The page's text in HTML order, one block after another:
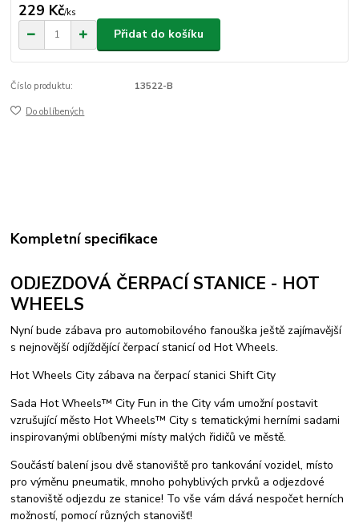
229 Kč/ks
Přidat do košíku
Číslo produktu: 13522-B
Do oblíbených
Kompletní specifikace
ODJEZDOVÁ ČERPACÍ STANICE - HOT
WHEELS
Nyní bude zábava pro automobilového fanouška ještě zajímavější
s nejnovější odjíždějící čerpací stanicí od Hot Wheels.
Hot Wheels City zábava na čerpací stanici Shift City
Sada Hot Wheels™ City Fun in the City vám umožní postavit
vzrušující město Hot Wheels™ City s tematickými herními sadami
inspirovanými oblíbenými místy malých řidičů ve městě.
Součástí balení jsou dvě stanoviště pro tankování vozidel, místo
pro výměnu pneumatik, mnoho pohyblivých prvků a odjezdové
stanoviště odjezdu ze stanice! To vše vám dává nespočet herních
možností, pomocí různých stanovišť!